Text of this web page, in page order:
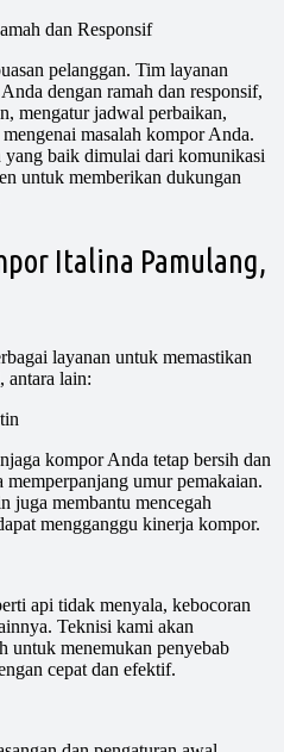
dan Responsif
pelanggan. Tim layanan
dengan ramah dan responsif,
mengatur jadwal perbaikan,
masalah kompor Anda.
baik dimulai dari komunikasi
untuk memberikan dukungan
Italina Pamulang,
layanan untuk memastikan
antara lain:
kompor Anda tetap bersih dan
umur pemakaian.
juga membantu mencegah
mengganggu kinerja kompor.
api tidak menyala, kebocoran
Teknisi kami akan
untuk menemukan penyebab
cepat dan efektif.